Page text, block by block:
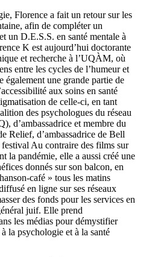
Florence a fait un retour sur les
afin de compléter un
un D.E.S.S. en santé mentale à
K est aujourd’hui doctorante
et recherche à l’UQÀM, où
entre les cycles de l’humeur et
également une grande partie de
aux soins en santé
de celle-ci, en tant
des psychologues du réseau
d’ambassadrice et membre du
Relief, d’ambassadrice de Bell
festival Au contraire des films sur
la pandémie, elle a aussi créé une
donnés sur son balcon, en
café » tous les matins
en ligne sur ses réseaux
des fonds pour les services en
juif. Elle prend
les médias pour démystifier
la psychologie et à la santé